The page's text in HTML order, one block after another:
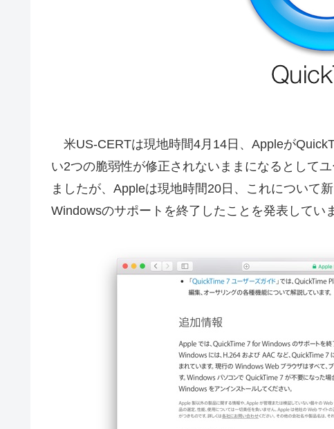
米US-CERTは現地時間4月14日、Appleが
い2つの脆弱性が修正されないままになるとして
ましたが、Appleは現地時間20日、これについて
Windowsのサポートを終了したことを発表してい